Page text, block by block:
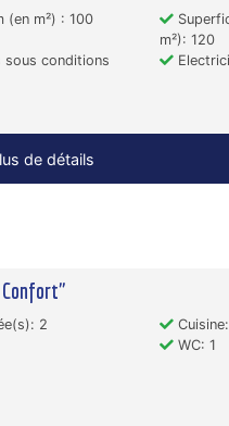
(en m²) : 100
m²): 120
sous conditions
de détails
Confort"
2
WC: 1